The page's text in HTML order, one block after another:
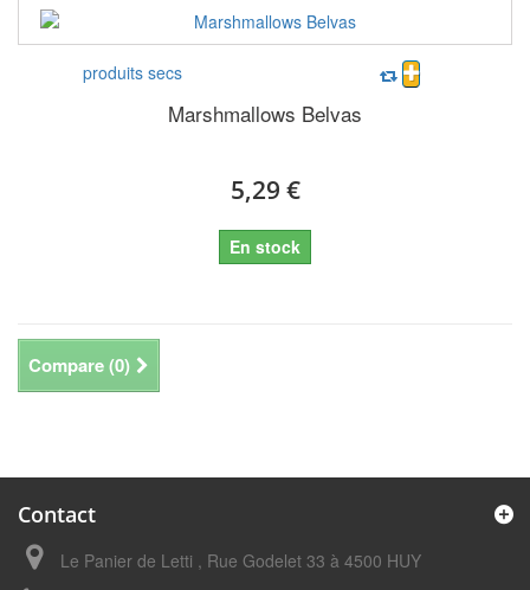
produits secs
Marshmallows Belvas
5,29 €
En stock
Compare (0)
Contact
Le Panier de Letti , Rue Godelet 33 à 4500 HUY